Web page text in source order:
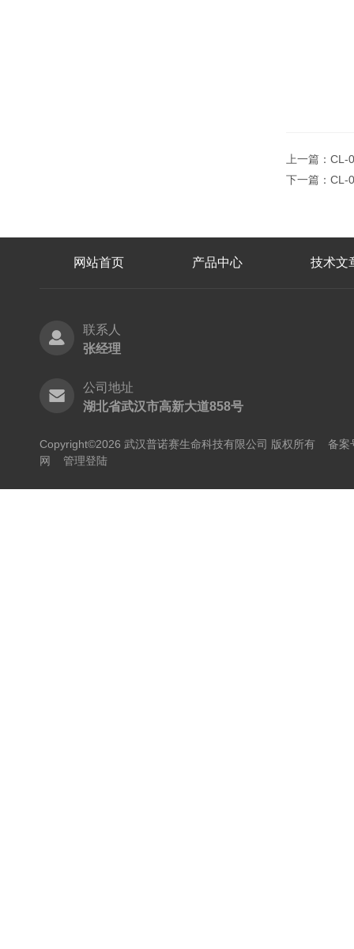
上一篇： CL-
下一篇： CL-
网站首页 产品中心 技术文
联系人
张经理
公司地址
湖北省武汉市高新大道858号
Copyright©2026 武汉普诺赛生命科技有限公司 版权所有 备案
网
管理登陆